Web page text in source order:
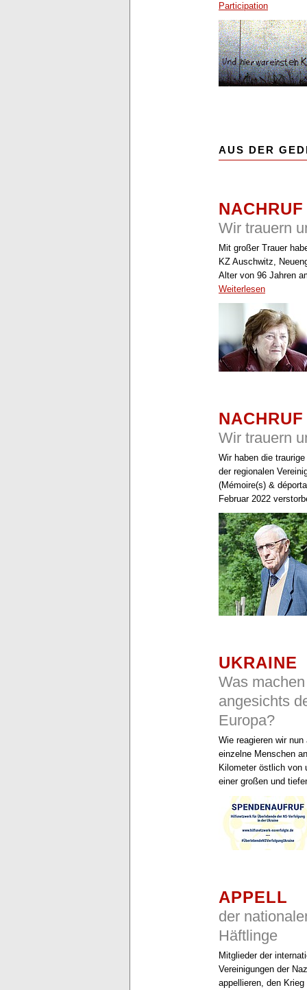
Participation
AUS DER
NACHRUF
Wir trauern
Mit großer Trauer
KZ Auschwitz,
Alter von 96 Jahren
Weiterlesen
NACHRUF
Wir trauern
Wir haben die
der regionalen
(Mémoire(s) &
Februar 2022
UKRAINE
Was
angesichts
Europa?
Wie reagieren wir
einzelne Menschen
Kilometer östlich von
einer großen und
APPELL
der
Häftlinge
Mitglieder der
Vereinigungen der
appellieren, den